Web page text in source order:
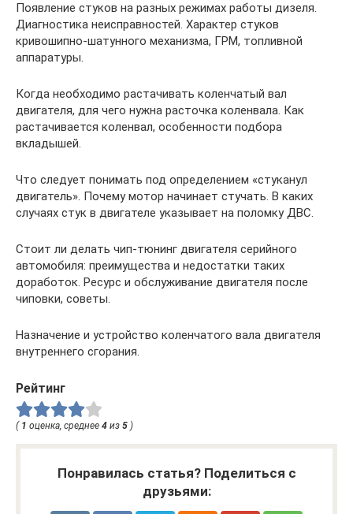
Появление стуков на разных режимах работы дизеля.
Диагностика неисправностей. Характер стуков
кривошипно-шатунного механизма, ГРМ, топливной
аппаратуры.
Когда необходимо растачивать коленчатый вал
двигателя, для чего нужна расточка коленвала. Как
растачивается коленвал, особенности подбора
вкладышей.
Что следует понимать под определением «стуканул
двигатель». Почему мотор начинает стучать. В каких
случаях стук в двигателе указывает на поломку ДВС.
Стоит ли делать чип-тюнинг двигателя серийного
автомобиля: преимущества и недостатки таких
доработок. Ресурс и обслуживание двигателя после
чиповки, советы.
Назначение и устройство коленчатого вала двигателя
внутреннего сгорания.
Рейтинг
( 1 оценка, среднее 4 из 5 )
Понравилась статья? Поделиться с
друзьями: